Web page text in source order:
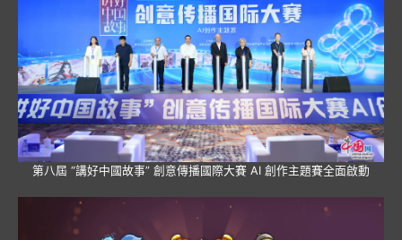
第八屆 “講好中國故事” 創意傳播國際大賽 AI 創作主題賽全面啟動